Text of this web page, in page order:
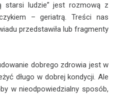
starsi ludzie” jest rozmową z
– geriatrą. Treści nas
przedstawiła lub fragmenty
dobrego zdrowia jest w
długo w dobrej kondycji. Ale
w nieodpowiedzialny sposób,